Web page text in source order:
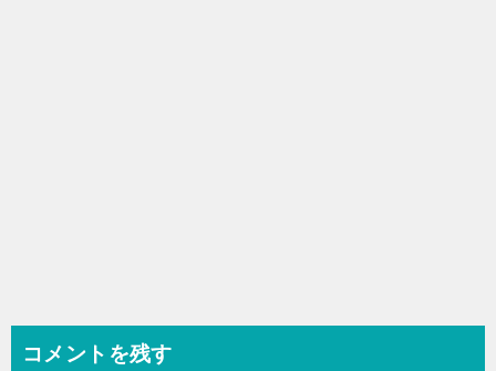
コメントを残す